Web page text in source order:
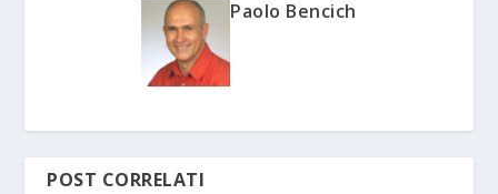
Paolo Bencich
POST CORRELATI